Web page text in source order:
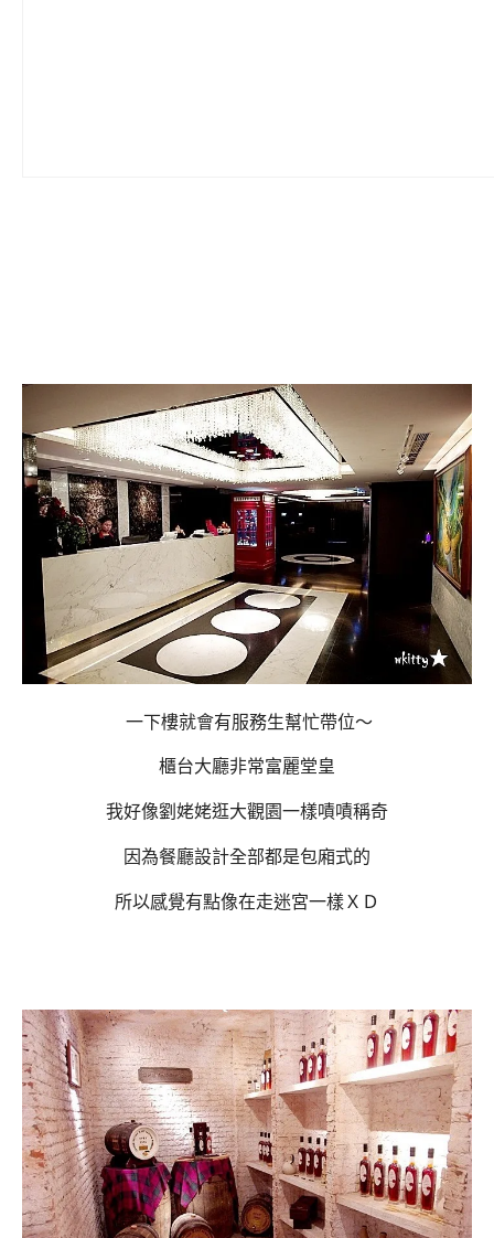
一下樓就會有服務生幫忙帶位～
櫃台大廳非常富麗堂皇
我好像劉姥姥逛大觀園一樣嘖嘖稱奇
因為餐廳設計全部都是包廂式的
所以感覺有點像在走迷宮一樣ＸＤ